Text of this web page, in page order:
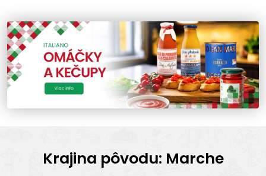
Krajina pôvodu: Marche